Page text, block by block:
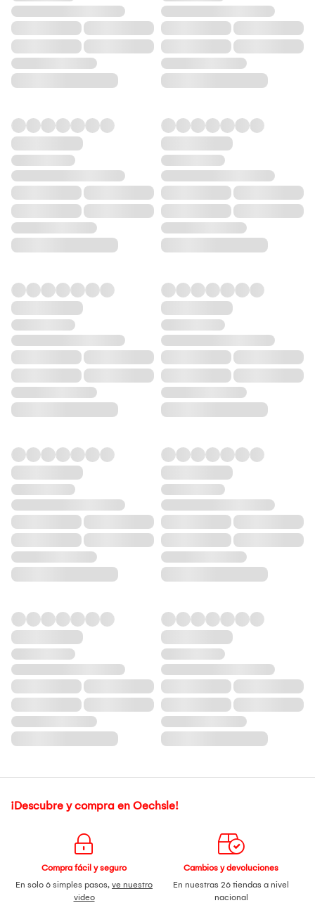
¡Descubre y compra en Oechsle!
Compra fácil y seguro
En solo 6 simples pasos, ve nuestro
video
Cambios y devoluciones
En nuestras 26 tiendas a nivel
nacional